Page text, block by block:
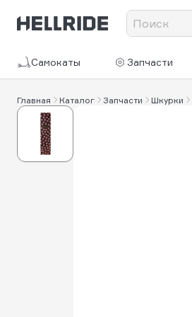
Самокаты Запчасти
Главная Каталог Запчасти Шкурки